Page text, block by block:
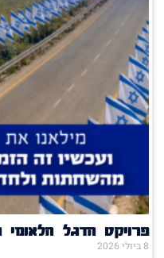
פרויקט הדגל הלאומי
8 ביולי 2026